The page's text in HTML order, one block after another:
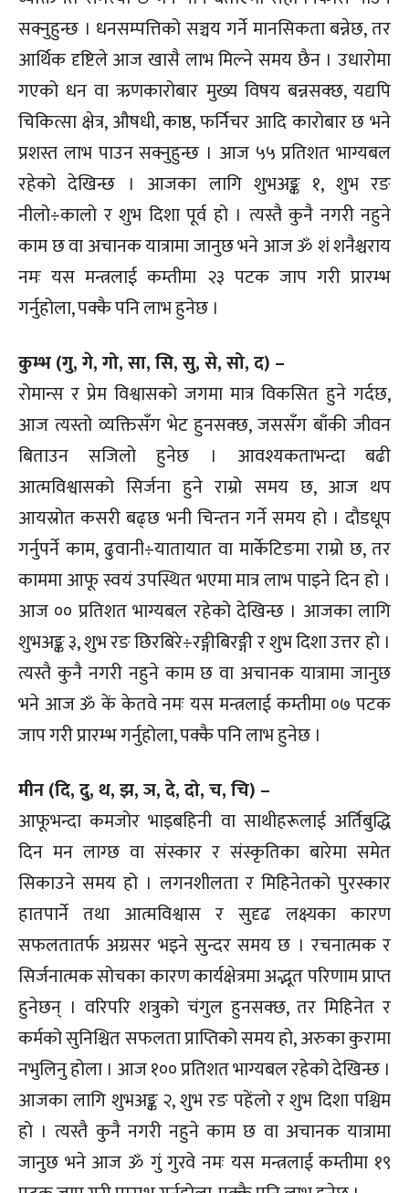
सक्नुहुन्छ । धनसम्पत्तिको सञ्चय गर्ने मानसिकता बन्नेछ, तर
आर्थिक दृष्टिले आज खासै लाभ मिल्ने समय छैन । उधारोमा
गएको धन वा ऋणकारोबार मुख्य विषय बन्नसक्छ, यद्यपि
चिकित्सा क्षेत्र, औषधी, काष्ठ, फर्निचर आदि कारोबार छ भने
प्रशस्त लाभ पाउन सक्नुहुन्छ । आज ५५ प्रतिशत भाग्यबल
रहेको देखिन्छ । आजका लागि शुभअङ्क १, शुभ रङ
नीलो÷कालो र शुभ दिशा पूर्व हो । त्यस्तै कुनै नगरी नहुने
काम छ वा अचानक यात्रामा जानुछ भने आज ॐ शं शनैश्चराय
नमः यस मन्त्रलाई कम्तीमा २३ पटक जाप गरी प्रारम्भ
गर्नुहोला, पक्कै पनि लाभ हुनेछ ।
कुम्भ (गु, गे, गो, सा, सि, सु, से, सो, द) –
रोमान्स र प्रेम विश्वासको जगमा मात्र विकसित हुने गर्दछ,
आज त्यस्तो व्यक्तिसँग भेट हुनसक्छ, जससँग बाँकी जीवन
बिताउन सजिलो हुनेछ । आवश्यकताभन्दा बढी
आत्मविश्वासको सिर्जना हुने राम्रो समय छ, आज थप
आयस्रोत कसरी बढ्छ भनी चिन्तन गर्ने समय हो । दौडधूप
गर्नुपर्ने काम, ढुवानी÷यातायात वा मार्केटिङमा राम्रो छ, तर
काममा आफू स्वयं उपस्थित भएमा मात्र लाभ पाइने दिन हो ।
आज ०० प्रतिशत भाग्यबल रहेको देखिन्छ । आजका लागि
शुभअङ्क ३, शुभ रङ छिरबिरे÷रङ्गीबिरङ्गी र शुभ दिशा उत्तर हो ।
त्यस्तै कुनै नगरी नहुने काम छ वा अचानक यात्रामा जानुछ
भने आज ॐ कें केतवे नमः यस मन्त्रलाई कम्तीमा ०७ पटक
जाप गरी प्रारम्भ गर्नुहोला, पक्कै पनि लाभ हुनेछ ।
मीन (दि, दु, थ, झ, ञ, दे, दो, च, चि) –
आफूभन्दा कमजोर भाइबहिनी वा साथीहरूलाई अर्तिबुद्धि
दिन मन लाग्छ वा संस्कार र संस्कृतिका बारेमा समेत
सिकाउने समय हो । लगनशीलता र मिहिनेतको पुरस्कार
हातपार्ने तथा आत्मविश्वास र सुदृढ लक्ष्यका कारण
सफलतातर्फ अग्रसर भइने सुन्दर समय छ । रचनात्मक र
सिर्जनात्मक सोचका कारण कार्यक्षेत्रमा अद्भूत परिणाम प्राप्त
हुनेछन् । वरिपरि शत्रुको चंगुल हुनसक्छ, तर मिहिनेत र
कर्मको सुनिश्चित सफलता प्राप्तिको समय हो, अरुका कुरामा
नभुलिनु होला । आज १०० प्रतिशत भाग्यबल रहेको देखिन्छ ।
आजका लागि शुभअङ्क २, शुभ रङ पहेंलो र शुभ दिशा पश्चिम
हो । त्यस्तै कुनै नगरी नहुने काम छ वा अचानक यात्रामा
जानुछ भने आज ॐ गुं गुरवे नमः यस मन्त्रलाई कम्तीमा १९